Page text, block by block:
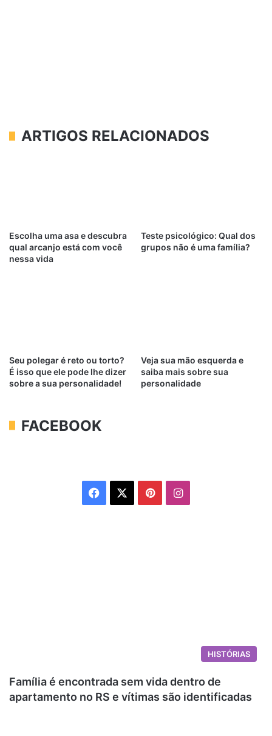
ARTIGOS RELACIONADOS
Escolha uma asa e descubra
qual arcanjo está com você
nessa vida
Teste psicológico: Qual dos
grupos não é uma família?
Seu polegar é reto ou torto?
É isso que ele pode lhe dizer
sobre a sua personalidade!
Veja sua mão esquerda e
saiba mais sobre sua
personalidade
FACEBOOK
Facebook PinterestInstagram
HISTÓRIAS
Família é encontrada sem vida dentro de
apartamento no RS e vítimas são identificadas